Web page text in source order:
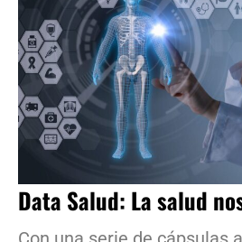
Data Salud: La salud